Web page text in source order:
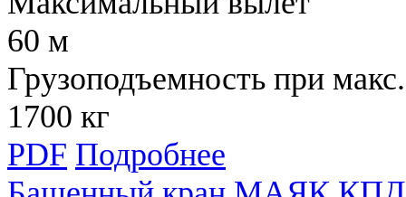
60 м
Грузоподъемность при
1700 кг
PDF Подробнее